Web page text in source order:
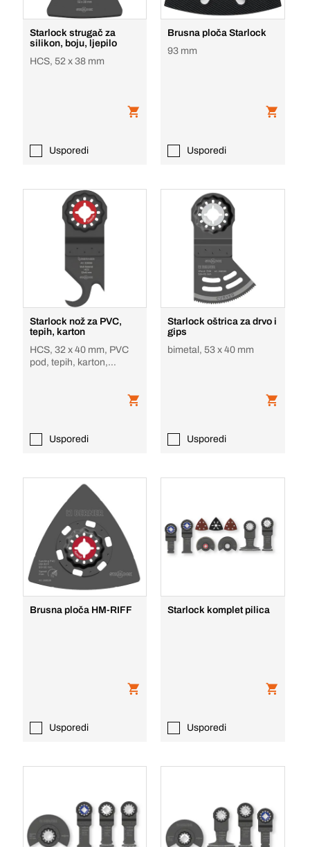
Starlock strugač za
silikon, boju, ljepilo
HCS, 52 x 38 mm
Usporedi
Brusna ploča Starlock
93 mm
Usporedi
Starlock nož za PVC,
tepih, karton
HCS, 32 x 40 mm, PVC
pod, tepih, karton,
Usporedi
Starlock oštrica za drvo i
gips
bimetal, 53 x 40 mm
Usporedi
Brusna ploča HM-RIFF
Usporedi
Starlock komplet pilica
Usporedi